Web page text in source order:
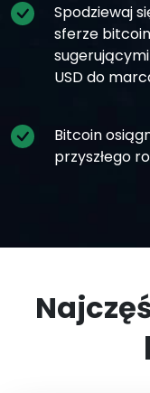
Spodziewaj
sferze
USD do
Bitcoin
przyszłego